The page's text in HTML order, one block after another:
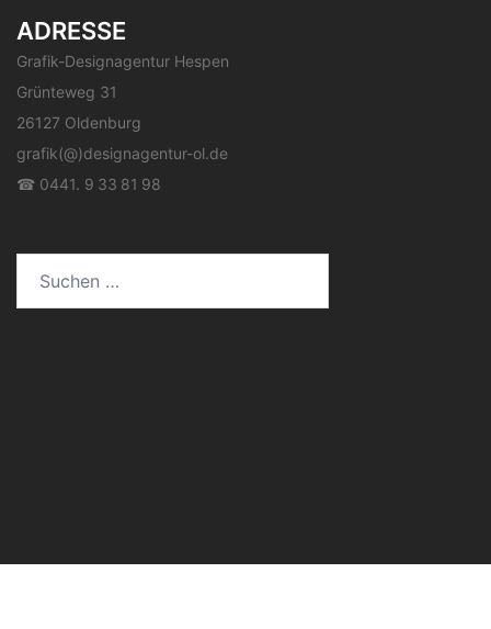
ADRESSE
Grafik-Designagentur Hespen
Grünteweg 31
26127 Oldenburg
grafik(@)designagentur-ol.de
☎ 0441. 9 33 81 98